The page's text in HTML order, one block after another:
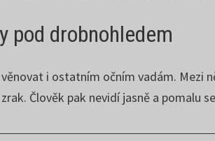
pod drobnohledem
i ostatním očním vadám. Mezi
Člověk pak nevidí jasně a pomalu